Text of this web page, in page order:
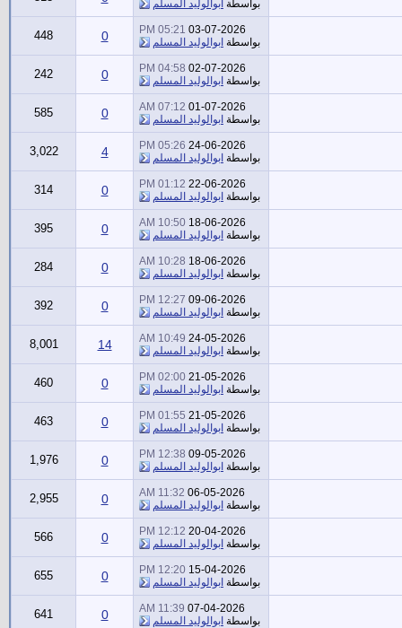
بواسطة ابوالوليد المسلم
03-07-2026
05:21 PM
بواسطة ابوالوليد المسلم 0
448
02-07-2026
04:58 PM
بواسطة ابوالوليد المسلم 0
242
01-07-2026
07:12 AM
بواسطة ابوالوليد المسلم 0
585
24-06-2026
05:26 PM
بواسطة ابوالوليد المسلم 4
3,022
22-06-2026
01:12 PM
بواسطة ابوالوليد المسلم 0
314
18-06-2026
10:50 AM
بواسطة ابوالوليد المسلم 0
395
18-06-2026
10:28 AM
بواسطة ابوالوليد المسلم 0
284
09-06-2026
12:27 PM
بواسطة ابوالوليد المسلم 0
392
24-05-2026
10:49 AM
بواسطة ابوالوليد المسلم 14
8,001
21-05-2026
02:00 PM
بواسطة ابوالوليد المسلم 0
460
21-05-2026
01:55 PM
بواسطة ابوالوليد المسلم 0
463
09-05-2026
12:38 PM
بواسطة ابوالوليد المسلم 0
1,976
06-05-2026
11:32 AM
بواسطة ابوالوليد المسلم 0
2,955
20-04-2026
12:12 PM
بواسطة ابوالوليد المسلم 0
566
15-04-2026
12:20 PM
بواسطة ابوالوليد المسلم 0
655
07-04-2026
11:39 AM
بواسطة ابوالوليد المسلم 0
641